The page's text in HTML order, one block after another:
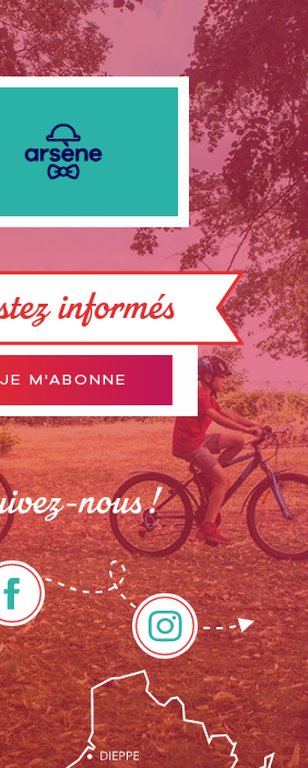
Description
Prestations
informés
JE M'ABONNE
nous !